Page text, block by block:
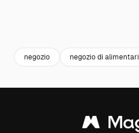
negozio negozio di alimentari